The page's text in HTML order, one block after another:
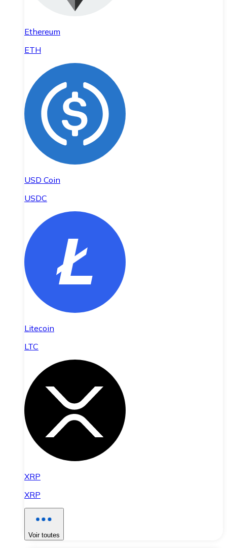
Ethereum
ETH
USD Coin
USDC
Litecoin
LTC
XRP
XRP
Voir toutes